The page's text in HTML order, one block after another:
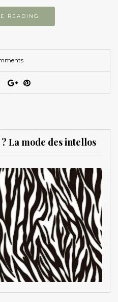
READING
La mode des intellos